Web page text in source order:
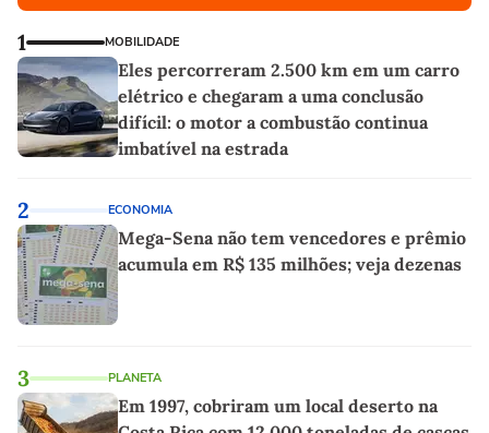
1 MOBILIDADE
Eles percorreram 2.500 km em um carro
elétrico e chegaram a uma conclusão
difícil: o motor a combustão continua
imbatível na estrada
2 ECONOMIA
Mega-Sena não tem vencedores e prêmio
acumula em R$ 135 milhões; veja dezenas
3 PLANETA
Em 1997, cobriram um local deserto na